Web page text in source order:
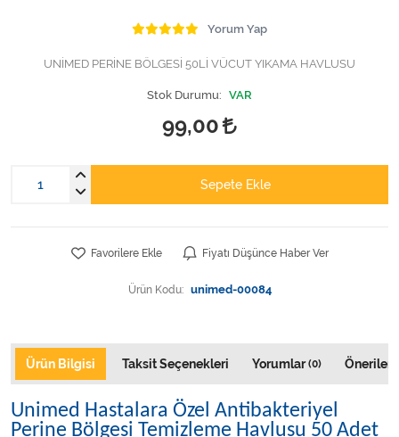
Yorum Yap
UNİMED PERİNE BÖLGESİ 50Lİ VÜCUT YIKAMA HAVLUSU
Stok Durumu: VAR
99,00
Sepete Ekle
Favorilere Ekle Fiyatı Düşünce Haber Ver
Ürün Kodu: unimed-00084
Ürün Bilgisi Taksit Seçenekleri Yorumlar(0)
Unimed Hastalara Özel Antibakteriyel
Perine Bölgesi Temizleme Havlusu 50 Adet